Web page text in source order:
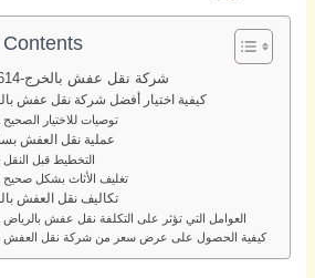
شركة نقل عفش بالخرج-0545579614
كيفية اختيار أفضل شركة نقل عفش
توصيات للاختيار الصحيح
عملية نقل العفش
التخطيط قبل النقل
تغليف الأثاث بشكل صحيح
تكاليف نقل العفش
العوامل التي تؤثر على التكلفة نقل عفش بالرياض
كيفية الحصول على عرض سعر من شركة نقل العفش